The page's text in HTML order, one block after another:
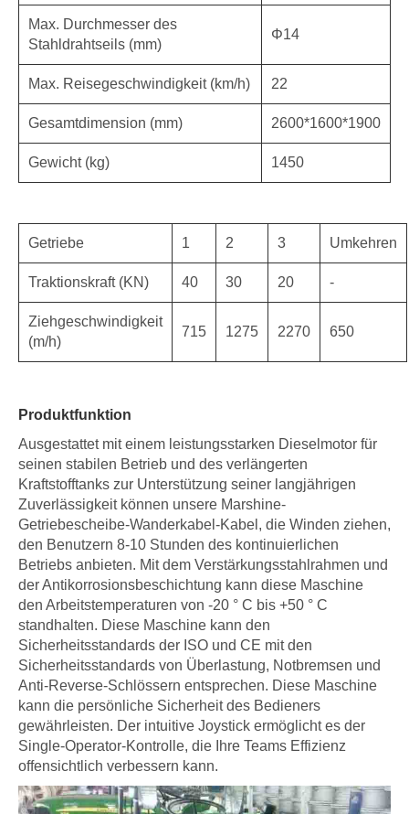
Max. Durchmesser des
Stahldrahtseils (mm)
Φ14
Max. Reisegeschwindigkeit (km/h) 22
Gesamtdimension (mm) 2600*1600*1900
Gewicht (kg) 1450
Getriebe 1 2 3 Umkehren
Traktionskraft (KN) 40 30 20 -
Ziehgeschwindigkeit
(m/h)
715 1275 2270 650
Produktfunktion
Ausgestattet mit einem leistungsstarken Dieselmotor für
seinen stabilen Betrieb und des verlängerten
Kraftstofftanks zur Unterstützung seiner langjährigen
Zuverlässigkeit können unsere Marshine-
Getriebescheibe-Wanderkabel-Kabel, die Winden ziehen,
den Benutzern 8-10 Stunden des kontinuierlichen
Betriebs anbieten. Mit dem Verstärkungsstahlrahmen und
der Antikorrosionsbeschichtung kann diese Maschine
den Arbeitstemperaturen von -20 ° C bis +50 ° C
standhalten. Diese Maschine kann den
Sicherheitsstandards der ISO und CE mit den
Sicherheitsstandards von Überlastung, Notbremsen und
Anti-Reverse-Schlössern entsprechen. Diese Maschine
kann die persönliche Sicherheit des Bedieners
gewährleisten. Der intuitive Joystick ermöglicht es der
Single-Operator-Kontrolle, die Ihre Teams Effizienz
offensichtlich verbessern kann.